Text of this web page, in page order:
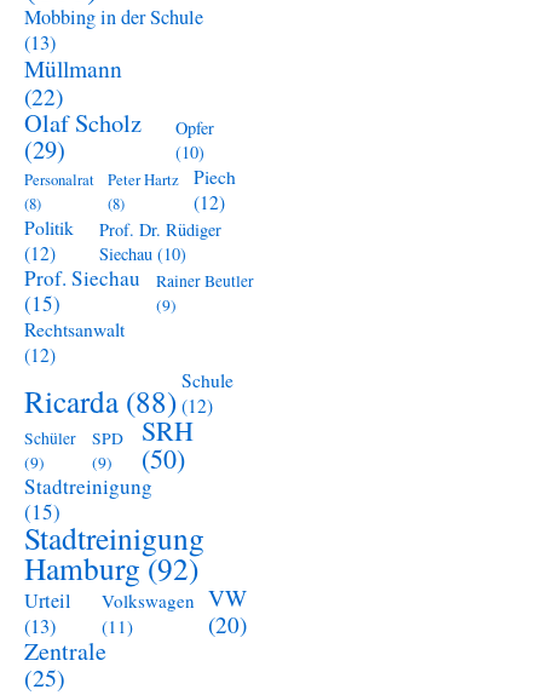
Mobbing in der Schule
(13)
Müllmann
(22)
Olaf Scholz
(29)
Opfer
(10)
Personalrat
(8)
Peter Hartz
(8)
Piech
(12)
Politik
(12)
Prof. Dr. Rüdiger
Siechau (10)
Prof. Siechau
(15)
Rainer Beutler
(9)
Rechtsanwalt
(12)
Ricarda (88) Schule
(12)
Schüler
(9)
SPD
(9)
SRH
(50)
Stadtreinigung
(15)
Stadtreinigung
Hamburg(92)
Urteil
(13)
Volkswagen
(11)
VW
(20)
Zentrale
(25)